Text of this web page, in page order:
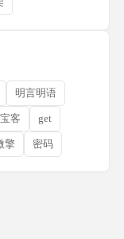
明言明语
客 get
擎 密码